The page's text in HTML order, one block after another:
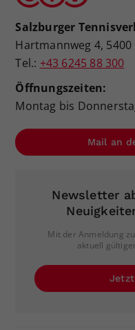
Salzburger
Hartmannweg 4, 5400
Tel.: +43 6245 88 300
Öffnungszeiten:
Montag bis
Mail an
Newsletter
Mit der Anmeldung
aktuell